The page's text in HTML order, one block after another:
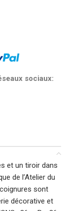
sociaux:
et un tiroir dans
de l’Atelier du
sont
décorative et